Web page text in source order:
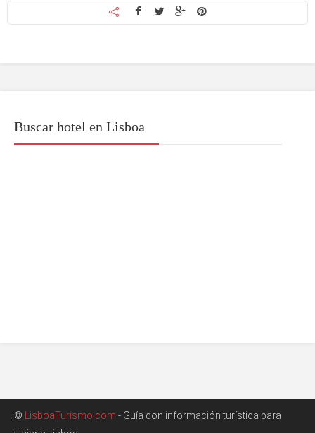
Buscar hotel en Lisboa
© LisboaTurismo.com - Guía con información turística para